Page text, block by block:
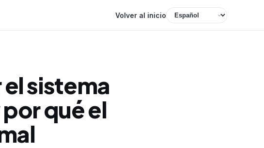
Volver al inicio
sistema
qué el